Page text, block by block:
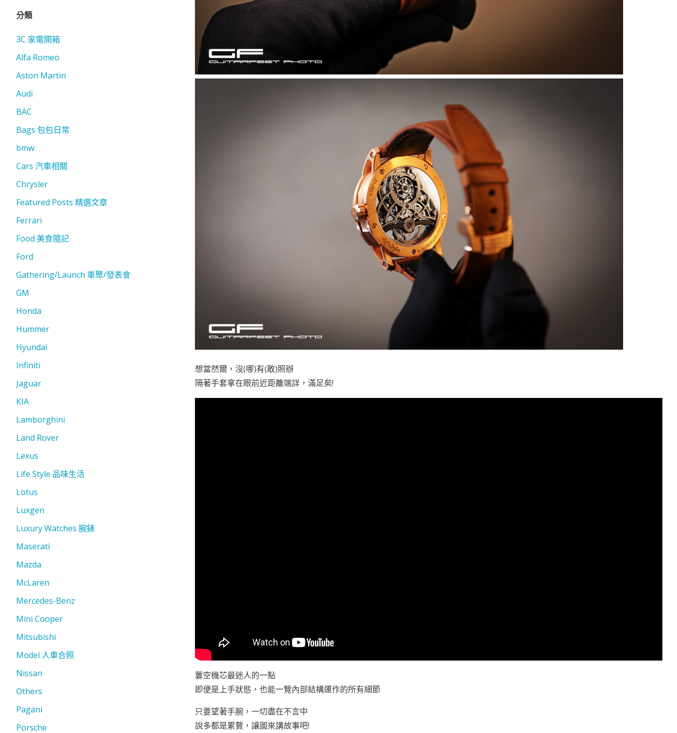
想當然爾，沒(哪)有(敢)照辦
隔著手套拿在眼前近距離端詳，滿足矣!
簍空機芯最迷人的一點
即便是上手狀態，也能一覽內部結構運作的所有細節
只要望著手腕，一切盡在不言中
說多都是累贅，讓圖來講故事吧!
分類
3C 家電開箱
Alfa Romeo
Aston Martin
Audi
BAC
Bags 包包日常
bmw
Cars 汽車相關
Chrysler
Featured Posts 精選文章
Ferrari
Food 美食隨記
Ford
Gathering/Launch 車聚/發表會
GM
Honda
Hummer
Hyundai
Infiniti
Jaguar
KIA
Lamborghini
Land Rover
Lexus
Life Style 品味生活
Lotus
Luxgen
Luxury Watches 腕錶
Maserati
Mazda
McLaren
Mercedes-Benz
Mini Cooper
Mitsubishi
Model 人車合照
Nissan
Others
Pagani
Porsche